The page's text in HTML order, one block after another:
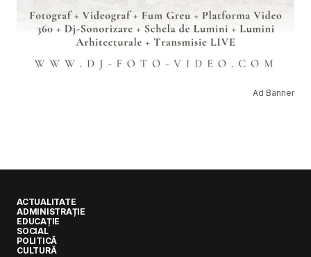
Ad Banner
ACTUALITATE
ADMINISTRAȚIE
EDUCAȚIE
SOCIAL
POLITICĂ
CULTURĂ